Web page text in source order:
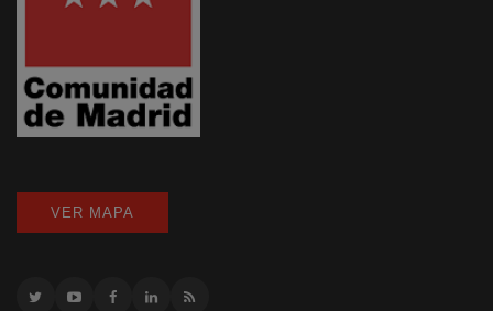
VER MAPA